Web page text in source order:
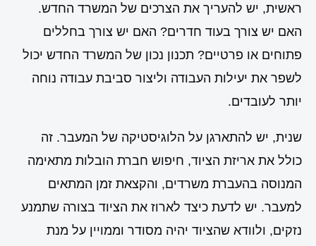
ראשית, יש להעריך את הצרכים של המשרד החדש.
האם יש צורך בעוד חדרים? האם יש צורך בחללים
פתוחים או פרטיים? תכנון נכון של המשרד החדש יכול
לשפר את יעילות העבודה וליצור סביבת עבודה נוחה
יותר לעובדים.
שנית, יש להתארגן על הלוגיסטיקה של המעבר. זה
כולל את אריזת הציוד, חיפוש חברת הובלות מתאימה
המנוסה בהעברת משרדים, והקצאת זמן המתאים
למעבר. יש לדעת כיצד לארוז את הציוד בצורה שתמנע
נזקים, ולוודא שהציוד יהיה מסודר וממויין על מנת